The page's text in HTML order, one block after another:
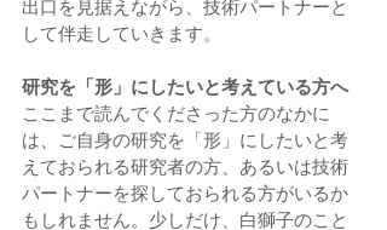
出口を見据えながら、技術パートナーと
して伴走していきます。
研究を「形」にしたいと考えている方へ
ここまで読んでくださった方のなかに
は、ご自身の研究を「形」にしたいと考
えておられる研究者の方、あるいは技術
パートナーを探しておられる方がいるか
もしれません。少しだけ、白獅子のこと